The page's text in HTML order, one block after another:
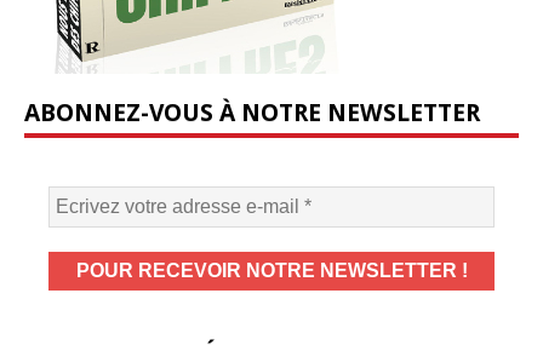
ABONNEZ-VOUS À NOTRE NEWSLETTER